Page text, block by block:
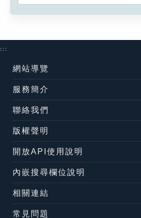
:::
網站導覽
服務簡介
聯絡我們
版權聲明
開放API使用說明
內嵌搜尋欄位說明
相關連結
常見問題